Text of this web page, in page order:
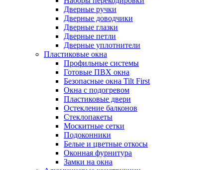
Дверные ручки
Дверные доводчики
Дверные глазки
Дверные петли
Дверные уплотнители
Пластиковые окна
Профильные системы
Готовые ПВХ окна
Безопасные окна Tilt First
Окна с подогревом
Пластиковые двери
Остекление балконов
Стеклопакеты
Москитные сетки
Подоконники
Белые и цветные откосы
Оконная фурнитура
Замки на окна